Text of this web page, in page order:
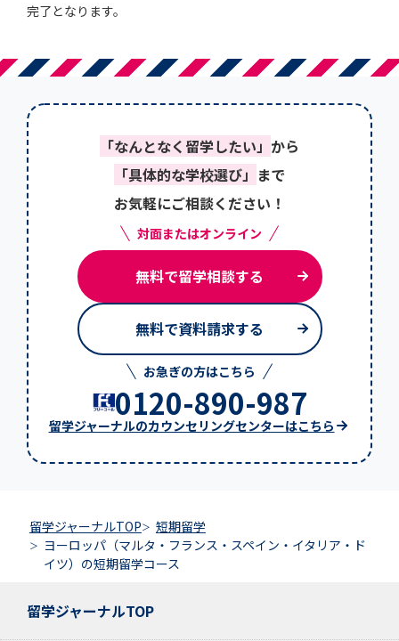
完了となります。
「なんとなく留学したい」 から
「具体的な学校選び」 まで
お気軽にご相談ください！
対面またはオンライン
無料で留学相談する
無料で資料請求する
お急ぎの方はこちら
0120-890-987
留学ジャーナルのカウンセリングセンターはこちら
留学ジャーナルTOP
短期留学
ヨーロッパ（マルタ・フランス・スペイン・イタリア・ド
イツ）の短期留学コース
留学ジャーナルTOP